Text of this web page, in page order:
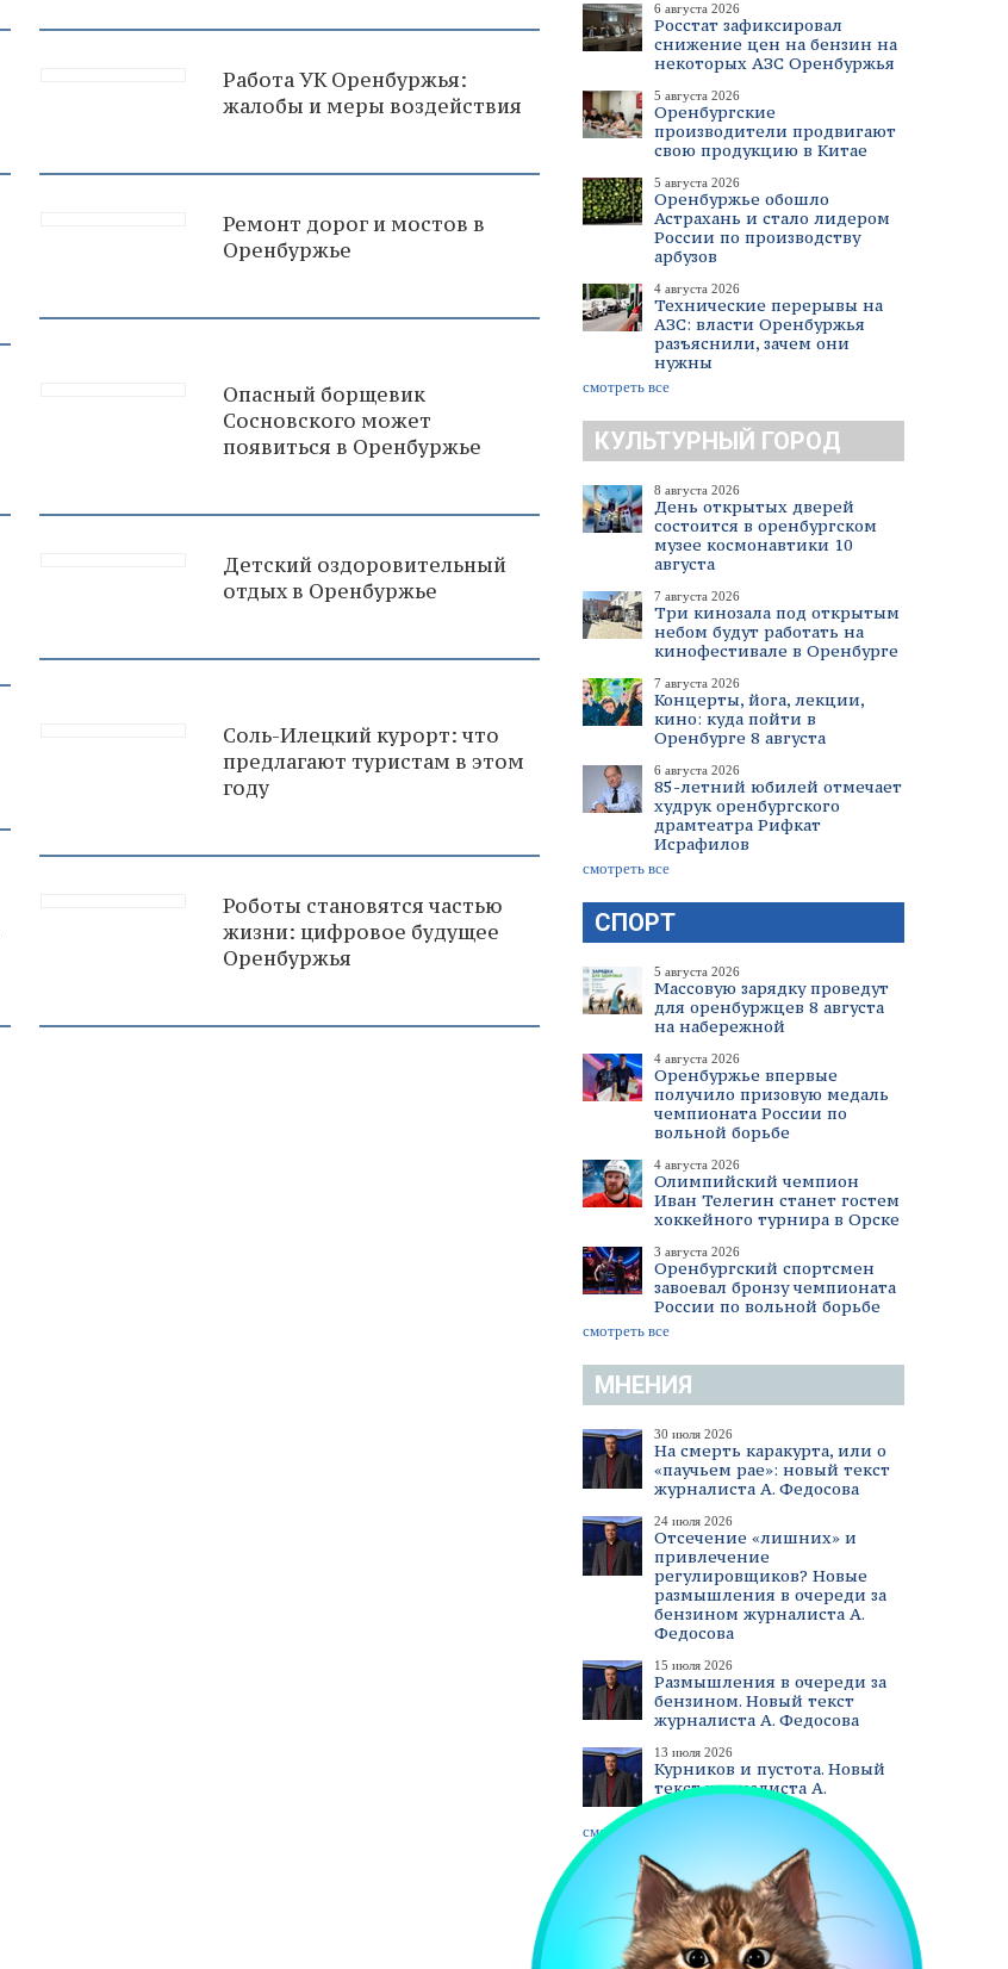
6 августа 2026
Росстат зафиксировал
снижение цен на бензин на
некоторых АЗС Оренбуржья
5 августа 2026
Оренбургские
производители продвигают
свою продукцию в Китае
5 августа 2026
Оренбуржье обошло
Астрахань и стало лидером
России по производству
арбузов
4 августа 2026
Технические перерывы на
АЗС: власти Оренбуржья
разъяснили, зачем они
нужны
смотреть все
КУЛЬТУРНЫЙ ГОРОД
8 августа 2026
День открытых дверей
состоится в оренбургском
музее космонавтики 10
августа
7 августа 2026
Три кинозала под открытым
небом будут работать на
кинофестивале в Оренбурге
7 августа 2026
Концерты, йога, лекции,
кино: куда пойти в
Оренбурге 8 августа
6 августа 2026
85-летний юбилей отмечает
худрук оренбургского
драмтеатра Рифкат
Исрафилов
смотреть все
СПОРТ
5 августа 2026
Массовую зарядку проведут
для оренбуржцев 8 августа
на набережной
4 августа 2026
Оренбуржье впервые
получило призовую медаль
чемпионата России по
вольной борьбе
4 августа 2026
Олимпийский чемпион
Иван Телегин станет гостем
хоккейного турнира в Орске
3 августа 2026
Оренбургский спортсмен
завоевал бронзу чемпионата
России по вольной борьбе
смотреть все
МНЕНИЯ
30 июля 2026
На смерть каракурта, или о
«паучьем рае»: новый текст
журналиста А. Федосова
24 июля 2026
Отсечение «лишних» и
привлечение
регулировщиков? Новые
размышления в очереди за
бензином журналиста А.
Федосова
15 июля 2026
Размышления в очереди за
бензином. Новый текст
журналиста А. Федосова
13 июля 2026
Курников и пустота. Новый
текст журналиста А.
Федосова
смотреть все
Работа УК Оренбуржья:
жалобы и меры воздействия
Ремонт дорог и мостов в
Оренбуржье
Опасный борщевик
Сосновского может
появиться в Оренбуржье
Детский оздоровительный
отдых в Оренбуржье
Соль-Илецкий курорт: что
предлагают туристам в этом
году
Роботы становятся частью
жизни: цифровое будущее
Оренбуржья